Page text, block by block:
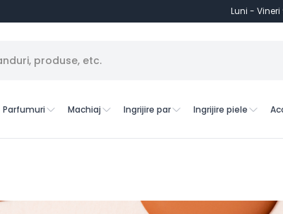
Luni - Vineri
Parfumuri Machiaj Ingrijire par Ingrijire piele